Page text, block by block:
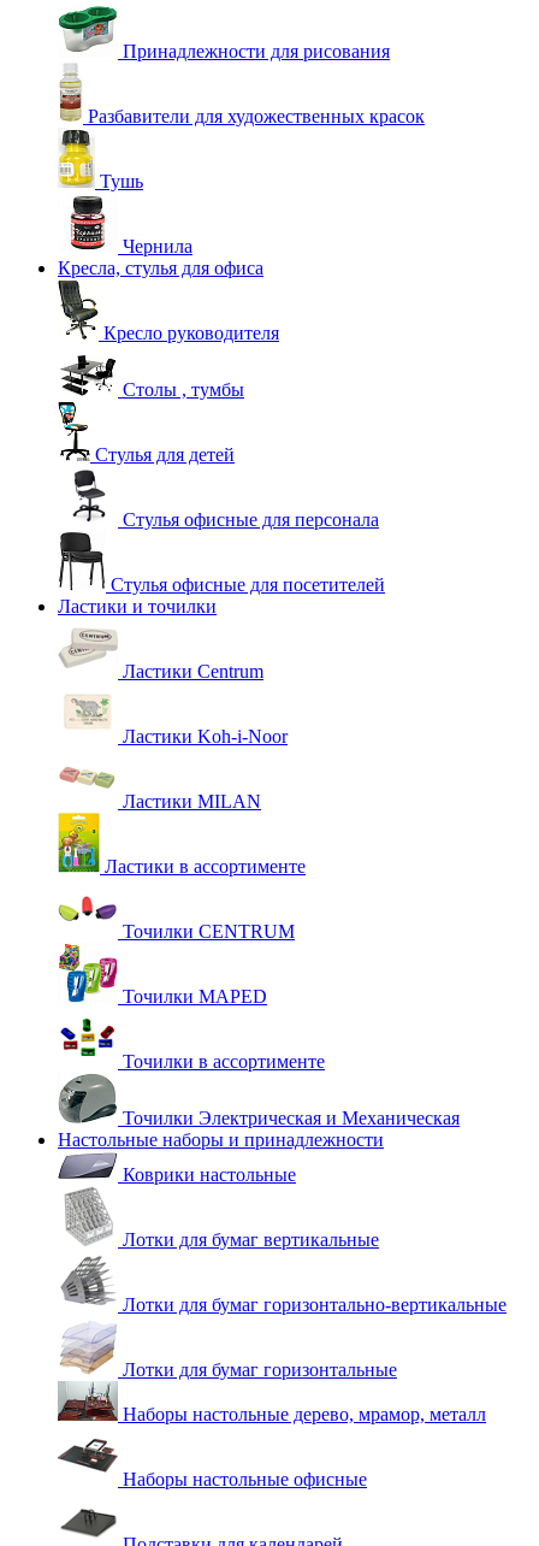
Принадлежности для рисования
Разбавители для художественных красок
Тушь
Чернила
Кресла, стулья для офиса
Кресло руководителя
Столы , тумбы
Стулья для детей
Стулья офисные для персонала
Стулья офисные для посетителей
Ластики и точилки
Ластики Centrum
Ластики Koh-i-Noor
Ластики MILAN
Ластики в ассортименте
Точилки CENTRUM
Точилки MAPED
Точилки в ассортименте
Точилки Электрическая и Механическая
Настольные наборы и принадлежности
Коврики настольные
Лотки для бумаг вертикальные
Лотки для бумаг горизонтально-вертикальные
Лотки для бумаг горизонтальные
Наборы настольные дерево, мрамор, металл
Наборы настольные офисные